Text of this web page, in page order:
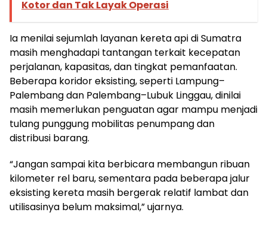
Kotor dan Tak Layak Operasi
Ia menilai sejumlah layanan kereta api di Sumatra
masih menghadapi tantangan terkait kecepatan
perjalanan, kapasitas, dan tingkat pemanfaatan.
Beberapa koridor eksisting, seperti Lampung–
Palembang dan Palembang–Lubuk Linggau, dinilai
masih memerlukan penguatan agar mampu menjadi
tulang punggung mobilitas penumpang dan
distribusi barang.
“Jangan sampai kita berbicara membangun ribuan
kilometer rel baru, sementara pada beberapa jalur
eksisting kereta masih bergerak relatif lambat dan
utilisasinya belum maksimal,” ujarnya.